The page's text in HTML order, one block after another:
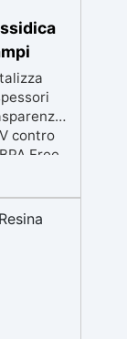
contro
Free,
100% in
le